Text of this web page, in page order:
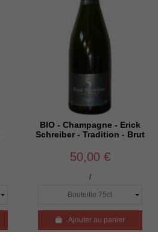
BIO - Champagne - Erick
Schreiber - Tradition - Brut
50,00 €
/
Ajouter au panier